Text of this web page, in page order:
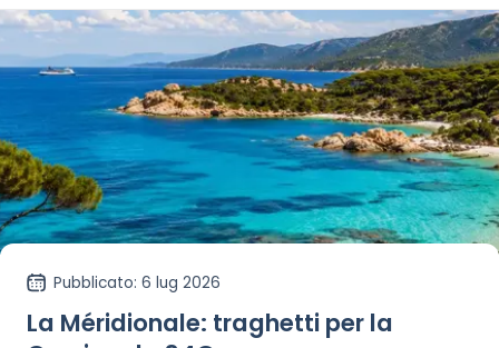
Pubblicato: 6 lug 2026
La Méridionale: traghetti per la